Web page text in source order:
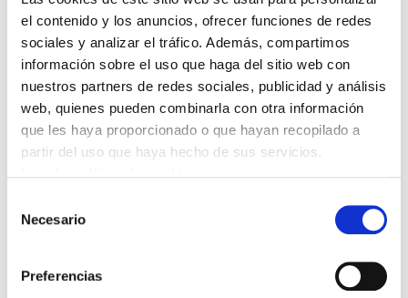
el contenido y los anuncios, ofrecer funciones de redes
sociales y analizar el tráfico. Además, compartimos
información sobre el uso que haga del sitio web con
nuestros partners de redes sociales, publicidad y análisis
web, quienes pueden combinarla con otra información
que les haya proporcionado o que hayan recopilado a
partir del uso que haya hecho de sus servicios.
Necesario
Preferencias
formar a las personas desde el punto de vista
ideológico, técnico y organizacional, atribuirles
responsabilidades y empoderarlas. El sindicato
quiere ampliar el ámbito de actuación de la
militancia, en las empresas, por supuesto, pero
extendiéndolo también a los ámbitos sociales
y políticos. El objetivo de ELA es impulsar la
centros de trabajo.
En el ámbito laboral, ELA subraya que la clase
trabajadora está generando más riqueza que